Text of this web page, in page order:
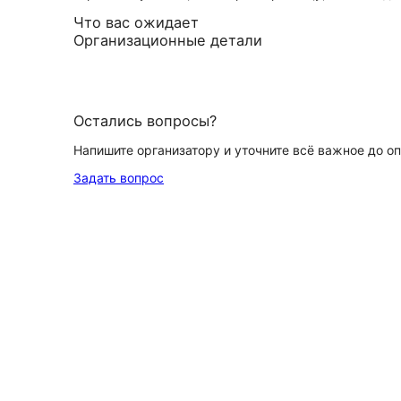
Что вас ожидает
Организационные детали
Остались вопросы?
Напишите организатору и уточните всё важное до
Задать вопрос